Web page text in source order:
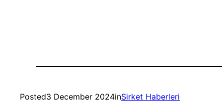
Posted3 December 2024inSirket Haberleri